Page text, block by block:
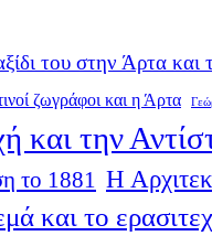
του στην Άρτα και
ζωγράφοι και η Άρτα
και την
το 1881 Η
και το